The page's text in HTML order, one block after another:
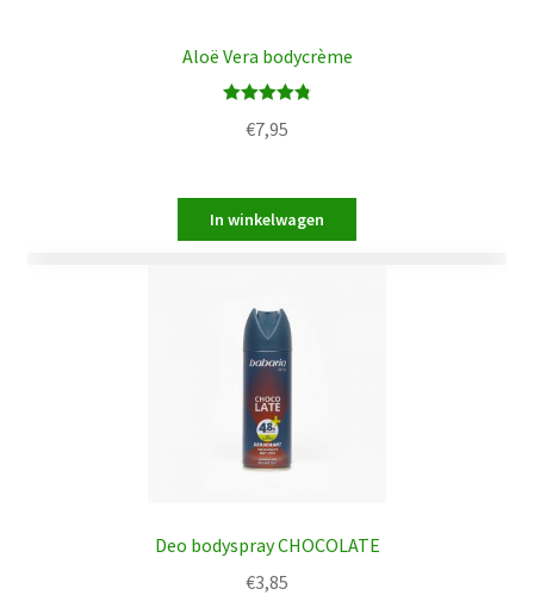
Aloë Vera bodycrème
uit 5
€7,95
Deo bodyspray CHOCOLATE
€3,85